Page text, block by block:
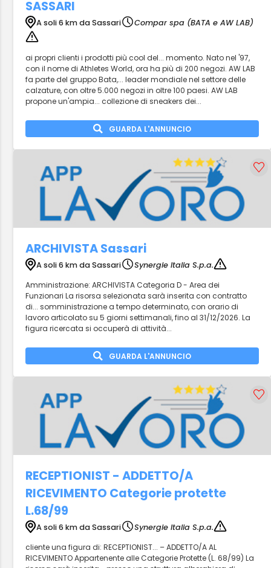
SASSARI
A soli 6 km da Sassari Compar spa (BATA e AW LAB)
ai propri clienti i prodotti più cool del... momento. Nato nel '97,
con il nome di Athletes World, ora ha più di 200 negozi. AW LAB
fa parte del gruppo Bata,... leader mondiale nel settore delle
calzature, con oltre 5.000 negozi in oltre 100 paesi. AW LAB
propone un'ampia... collezione di sneakers dei...
GUARDA L'ANNUNCIO
ARCHIVISTA Sassari
A soli 6 km da Sassari
Synergie Italia S.p.a.
Amministrazione: ARCHIVISTA Categoria D - Area dei
Funzionari La risorsa selezionata sarà inserita con contratto
di... somministrazione a tempo determinato, con orario di
lavoro articolato su 5 giorni settimanali, fino al 31/12/2026. La
figura ricercata si occuperà di attività...
GUARDA L'ANNUNCIO
RECEPTIONIST - ADDETTO/A
RICEVIMENTO Categorie protette
L.68/99
A soli 6 km da Sassari
Synergie Italia S.p.a.
cliente una figura di: RECEPTIONIST... – ADDETTO/A AL
RICEVIMENTO Appartenente alle Categorie Protette (L. 68/99) La